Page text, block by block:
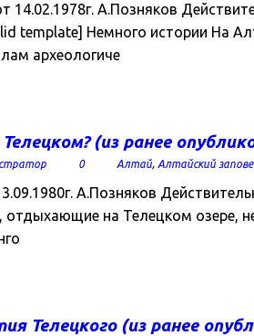
14.02.1978г. А.Позняков
template] Немного истории На
археологиче
(из ранее
0 Алтай, Алтайский
А.Позняков
отдыхающие на Телецком озере,
Телецкого (из ранее